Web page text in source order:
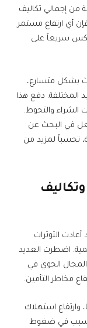
ما بين 25 و35 في المائة من إجمالي تكاليف
أي ارتفاع مستمر
سريعاً على
بشكل متسارع،
المختلفة. دفع هذا
الشراء والتحوط.
في البحث عن
تحسباً لمزيد من
التوترات
اضطرت العديد
الجوي في
مخاطر التأمين.
وارتفاع استهلاك
تسبب في ضغوط